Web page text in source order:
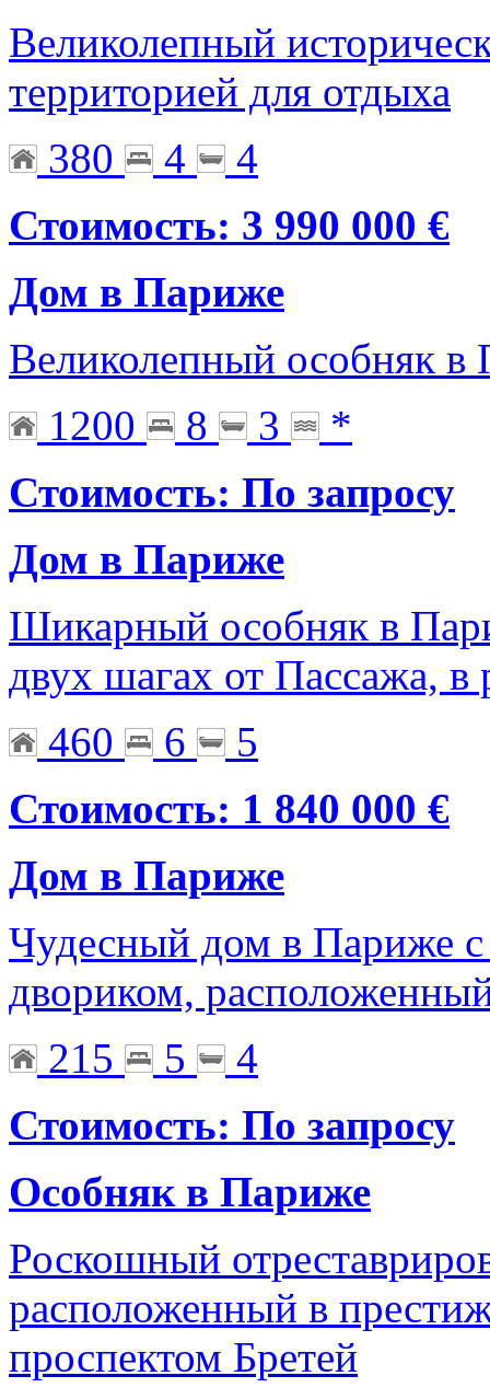
Великолепный
территорией для отдыха
380
4
4
Стоимость: 3 990 000 €
Дом в Париже
Великолепный особняк в
1200
8 3
*
Стоимость: По запросу
Дом в Париже
Шикарный особняк в
двух шагах от Пассажа, в
460
6
5
Стоимость: 1 840 000 €
Дом в Париже
Чудесный дом в Париже
двориком,
215
5
4
Стоимость: По запросу
Особняк в Париже
Роскошный
расположенный в
проспектом Бретей